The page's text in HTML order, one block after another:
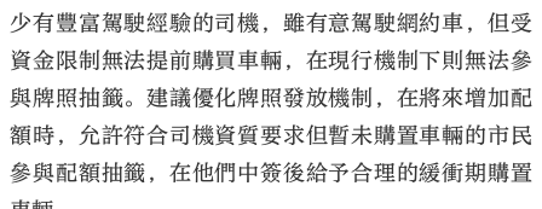
少有豐富駕駛經驗的司機，雖有意駕駛網約車，但受
資金限制無法提前購買車輛，在現行機制下則無法參
與牌照抽籤。建議優化牌照發放機制，在將來增加配
額時，允許符合司機資質要求但暫未購置車輛的市民
參與配額抽籤，在他們中簽後給予合理的緩衝期購置